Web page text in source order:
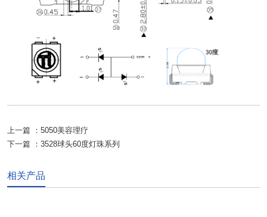
上一篇 ： 5050美容理疗
下一篇 ： 3528球头60度灯珠系列
相关产品